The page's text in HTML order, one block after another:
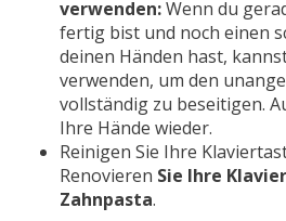
verwenden:Wenn du
fertig bist und noch einen
deinen Händen hast,
verwenden, um den
vollständig zu beseitigen.
Ihre Hände wieder.
Reinigen Sie Ihre
Renovieren Sie Ihre
Zahnpasta.